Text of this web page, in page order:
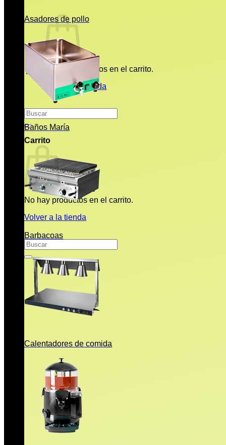
No hay productos en el carrito.
Volver a la tienda
Buscar
por:
Carrito
No hay productos en el carrito.
Volver a la tienda
Buscar
por:
Asadores de pollo
Baños María
Barbacoas
Calentadores de comida